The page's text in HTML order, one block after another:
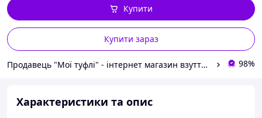
Купити зараз
Купити
Продавець "Мої туфлі" - інтернет магазин взуття на всі випадки життя. 98%
Характеристики та опис